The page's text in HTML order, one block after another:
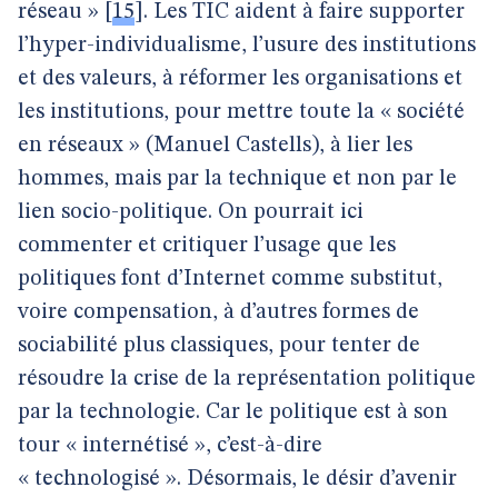
réseau »
15 . Les TIC aident à faire supporter
l’hyper-individualisme, l’usure des institutions
et des valeurs, à réformer les organisations et
les institutions, pour mettre toute la « société
en réseaux » (Manuel Castells), à lier les
hommes, mais par la technique et non par le
lien socio-politique. On pourrait ici
commenter et critiquer l’usage que les
politiques font d’Internet comme substitut,
voire compensation, à d’autres formes de
sociabilité plus classiques, pour tenter de
résoudre la crise de la représentation politique
par la technologie. Car le politique est à son
tour « internétisé », c’est-à-dire
« technologisé ». Désormais, le désir d’avenir